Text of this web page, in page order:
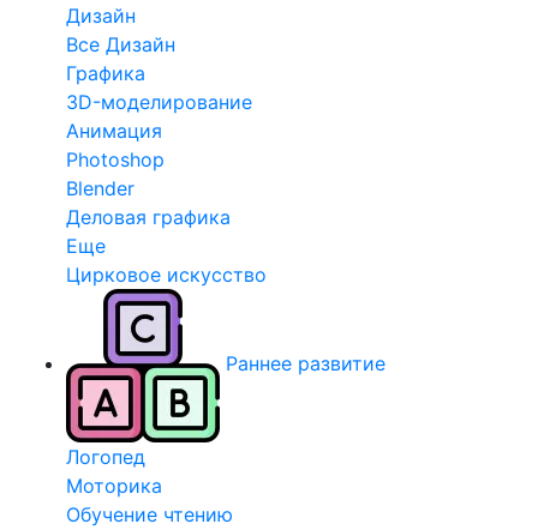
Дизайн
Все Дизайн
Графика
3D-моделирование
Анимация
Photoshop
Blender
Деловая графика
Еще
Цирковое искусство
Раннее развитие
Логопед
Моторика
Обучение чтению